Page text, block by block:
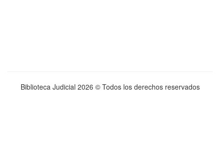
Biblioteca Judicial 2026 © Todos los derechos reservados